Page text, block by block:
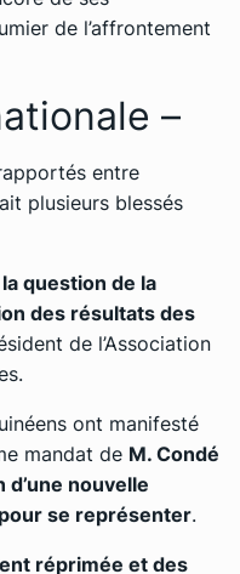
de l’affrontement
–
entre
plusieurs blessés
question de la
des résultats des
de l’Association
ont manifesté
mandat de M. Condé
nouvelle
se représenter.
réprimée et des